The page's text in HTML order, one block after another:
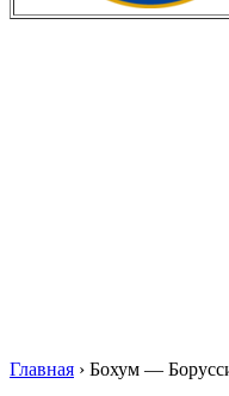
Главная › Бохум —